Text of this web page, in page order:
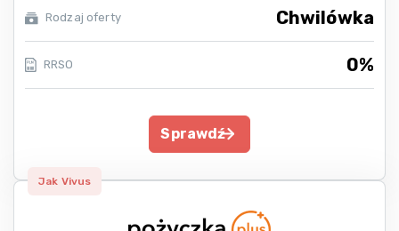
Rodzaj oferty Chwilówka
RRSO 0%
Sprawdź
Jak Vivus